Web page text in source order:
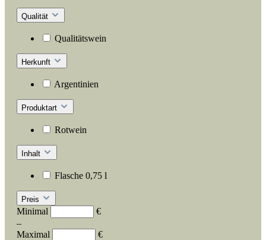
Qualität
Qualitätswein
Herkunft
Argentinien
Produktart
Rotwein
Inhalt
Flasche 0,75 l
Preis
Minimal
€
–
Maximal
€